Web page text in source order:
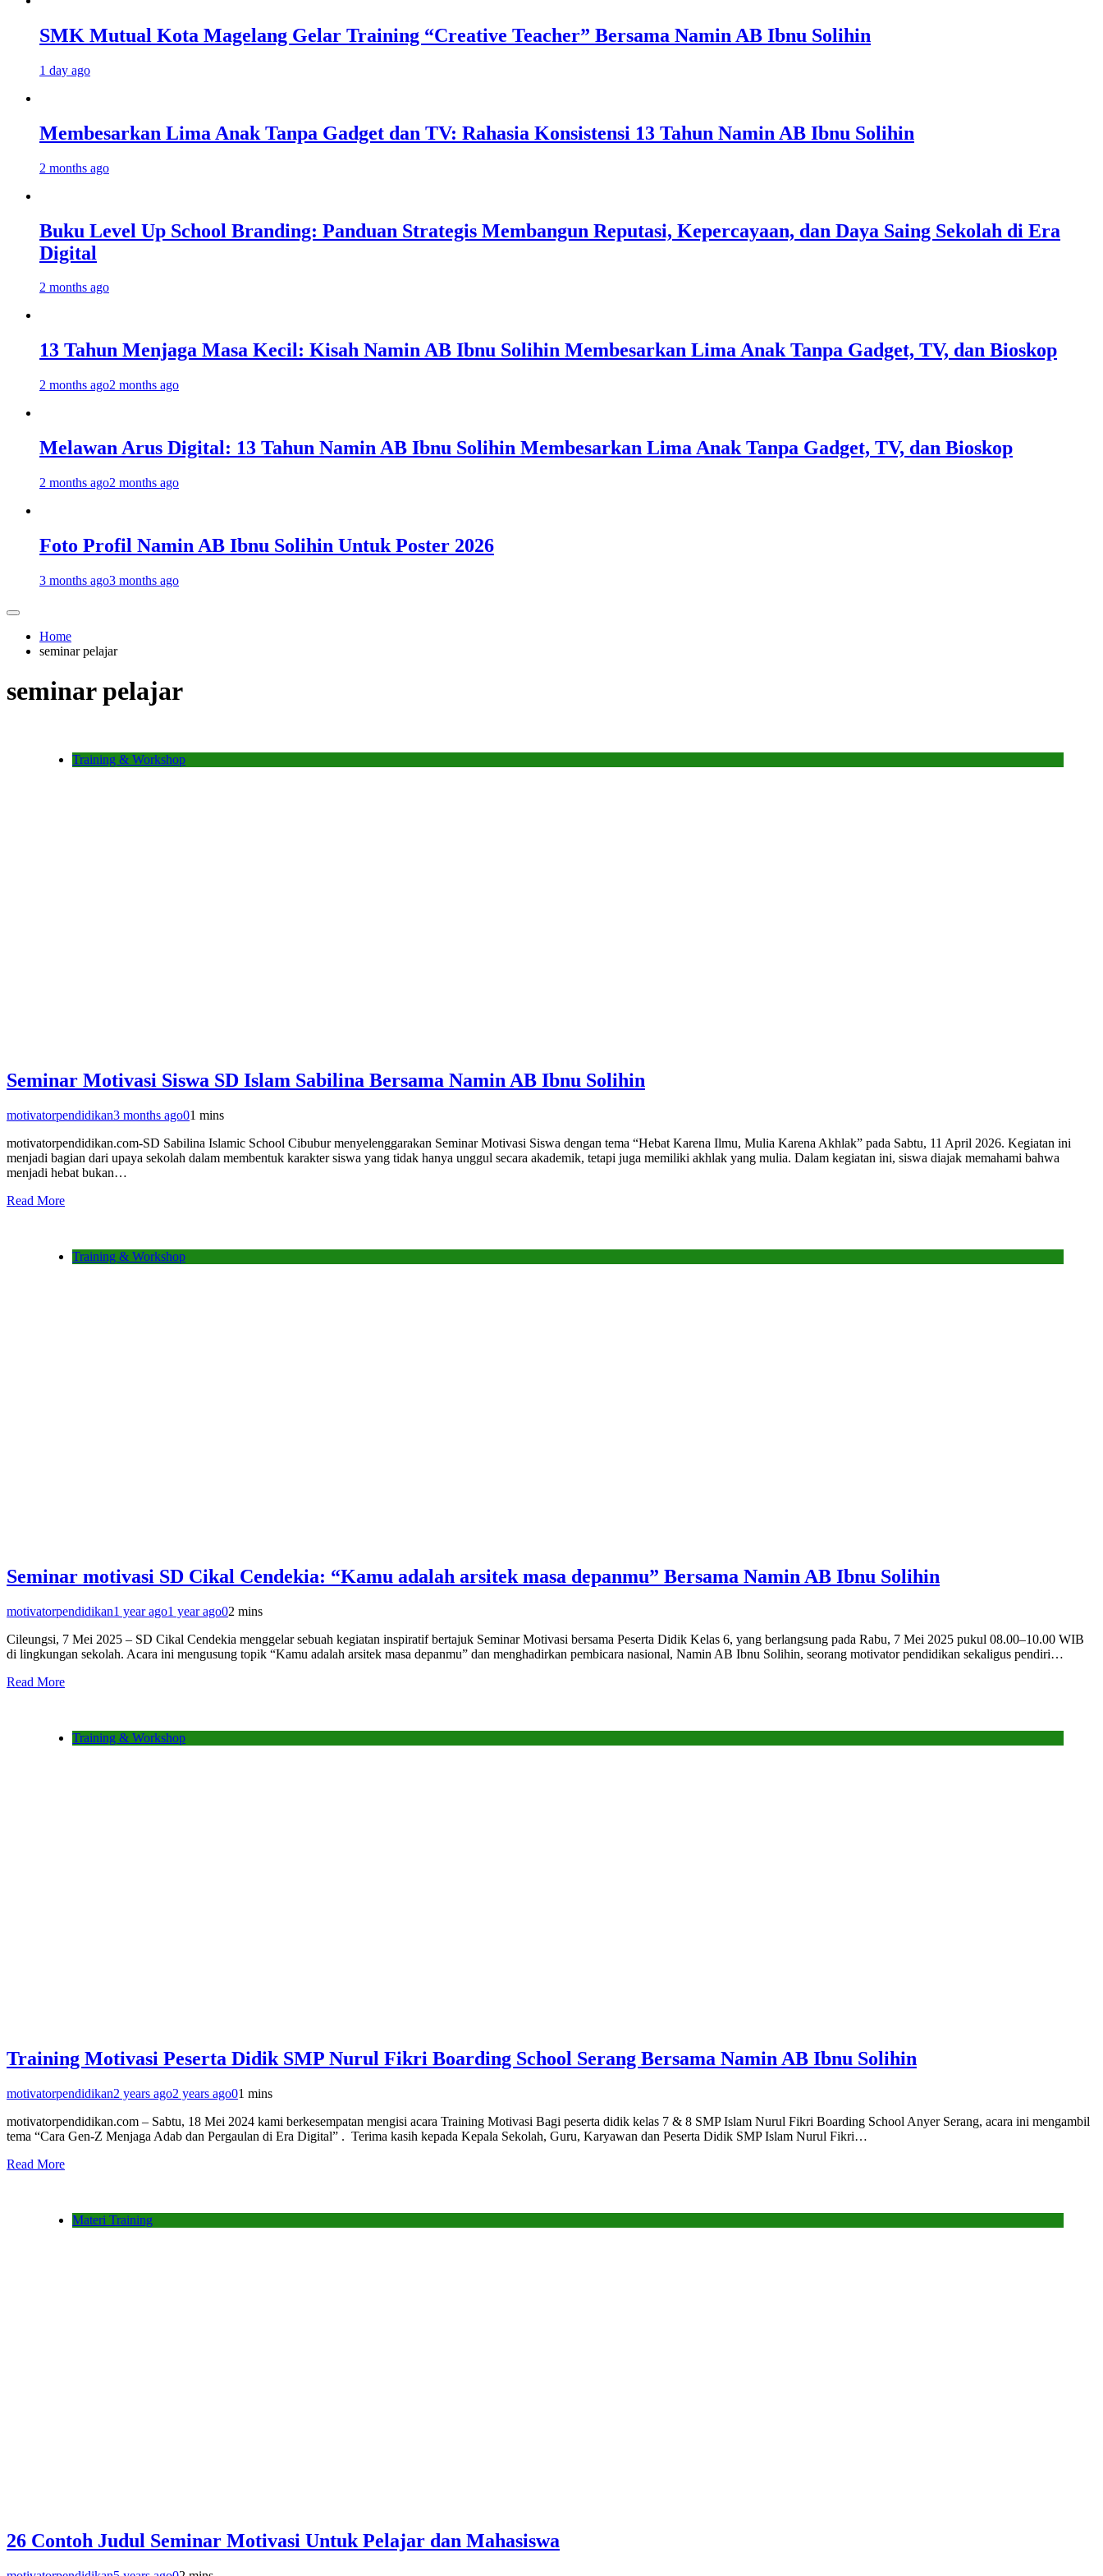
SMK Mutual Kota Magelang Gelar Training “Creative Teacher” Bersama Namin AB Ibnu Solihin
1 day ago
Membesarkan Lima Anak Tanpa Gadget dan TV: Rahasia Konsistensi 13 Tahun Namin AB Ibnu Solihin
2 months ago
Buku Level Up School Branding: Panduan Strategis Membangun Reputasi, Kepercayaan, dan Daya Saing Sekolah di Era
Digital
2 months ago
13 Tahun Menjaga Masa Kecil: Kisah Namin AB Ibnu Solihin Membesarkan Lima Anak Tanpa Gadget, TV, dan Bioskop
2 months ago2 months ago
Melawan Arus Digital: 13 Tahun Namin AB Ibnu Solihin Membesarkan Lima Anak Tanpa Gadget, TV, dan Bioskop
2 months ago2 months ago
Foto Profil Namin AB Ibnu Solihin Untuk Poster 2026
3 months ago3 months ago
Home
seminar pelajar
seminar pelajar
Training & Workshop
Seminar Motivasi Siswa SD Islam Sabilina Bersama Namin AB Ibnu Solihin
motivatorpendidikan3 months ago01 mins
motivatorpendidikan.com-SD Sabilina Islamic School Cibubur menyelenggarakan Seminar Motivasi Siswa dengan tema “Hebat Karena Ilmu, Mulia Karena Akhlak” pada Sabtu, 11 April 2026. Kegiatan ini
menjadi bagian dari upaya sekolah dalam membentuk karakter siswa yang tidak hanya unggul secara akademik, tetapi juga memiliki akhlak yang mulia. Dalam kegiatan ini, siswa diajak memahami bahwa
menjadi hebat bukan…
Read More
Training & Workshop
Seminar motivasi SD Cikal Cendekia: “Kamu adalah arsitek masa depanmu” Bersama Namin AB Ibnu Solihin
motivatorpendidikan1 year ago1 year ago02 mins
Cileungsi, 7 Mei 2025 – SD Cikal Cendekia menggelar sebuah kegiatan inspiratif bertajuk Seminar Motivasi bersama Peserta Didik Kelas 6, yang berlangsung pada Rabu, 7 Mei 2025 pukul 08.00–10.00 WIB
di lingkungan sekolah. Acara ini mengusung topik “Kamu adalah arsitek masa depanmu” dan menghadirkan pembicara nasional, Namin AB Ibnu Solihin, seorang motivator pendidikan sekaligus pendiri…
Read More
Training & Workshop
Training Motivasi Peserta Didik SMP Nurul Fikri Boarding School Serang Bersama Namin AB Ibnu Solihin
motivatorpendidikan2 years ago2 years ago01 mins
motivatorpendidikan.com – Sabtu, 18 Mei 2024 kami berkesempatan mengisi acara Training Motivasi Bagi peserta didik kelas 7 & 8 SMP Islam Nurul Fikri Boarding School Anyer Serang, acara ini mengambil
tema “Cara Gen-Z Menjaga Adab dan Pergaulan di Era Digital” . Terima kasih kepada Kepala Sekolah, Guru, Karyawan dan Peserta Didik SMP Islam Nurul Fikri…
Read More
Materi Training
26 Contoh Judul Seminar Motivasi Untuk Pelajar dan Mahasiswa